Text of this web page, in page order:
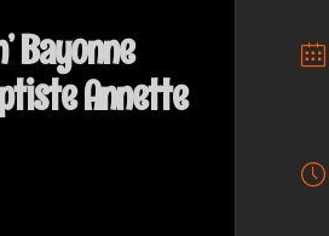
Bayonne
Annette